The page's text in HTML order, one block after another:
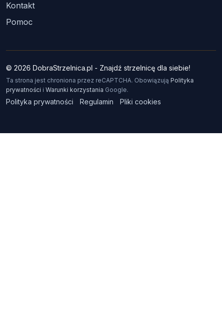
Kontakt
Pomoc
© 2026 DobraStrzelnica.pl - Znajdź strzelnicę dla siebie!
Ta strona jest chroniona przez reCAPTCHA. Obowiązują Polityka
prywatności i Warunki korzystania Google.
Polityka prywatności Regulamin Pliki cookies